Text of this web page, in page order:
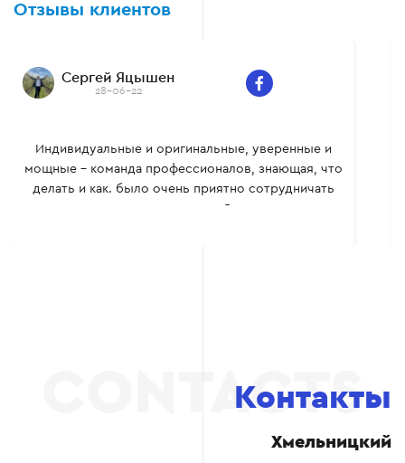
Отзывы клиентов
Сергей Яцышен
28-06-22
Индивидуальные и оригинальные, уверенные и
мощные – команда профессионалов, знающая, что
делать и как. было очень приятно сотрудничать
вместе, многому сам научился. Всем рекомендую.
Контакты
Хмельницкий